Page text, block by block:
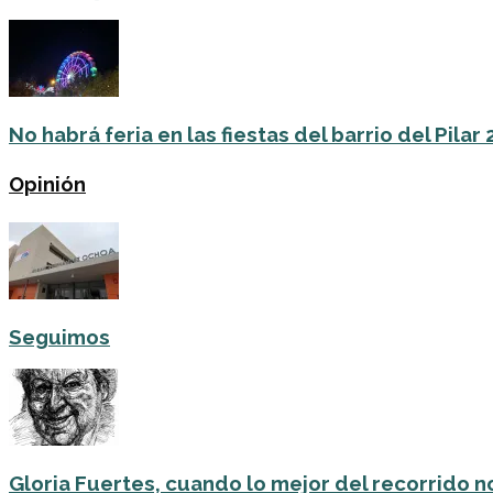
No habrá feria en las fiestas del barrio del Pilar
Opinión
Seguimos
Gloria Fuertes, cuando lo mejor del recorrido